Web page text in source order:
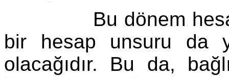
Bu dönem
bir hesap unsuru da
olacağıdır. Bu da,